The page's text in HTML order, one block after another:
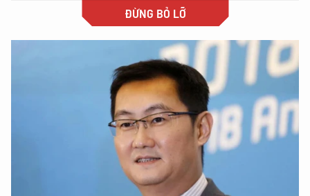
ĐỪNG BỎ LỠ